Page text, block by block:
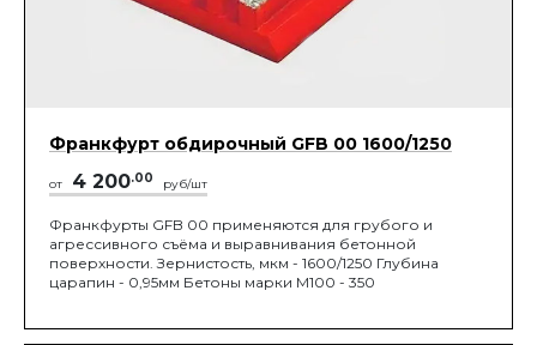
Франкфурт обдирочный GFB 00 1600/1250
от 4 200.00 руб/шт
Франкфурты GFB 00 применяются для грубого и
агрессивного съёма и выравнивания бетонной
поверхности. Зернистость, мкм - 1600/1250 Глубина
царапин - 0,95мм Бетоны марки М100 - 350